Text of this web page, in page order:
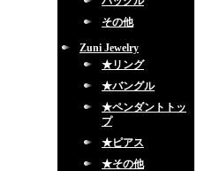
その他
Zuni Jewelry
★リング
★バングル
★ペンダントトッ
プ
★ピアス
★その他